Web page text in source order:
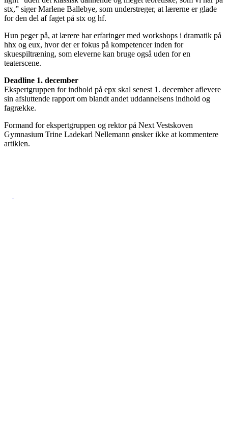
stx,” siger Marlene Ballebye, som understreger, at lærerne er glade
for den del af faget på stx og hf.
Hun peger på, at lærere har erfaringer med workshops i dramatik på
hhx og eux, hvor der er fokus på kompetencer inden for
skuespiltræning, som eleverne kan bruge også uden for en
teaterscene.
Deadline 1. december
Ekspertgruppen for indhold på epx skal senest 1. december aflevere
sin afsluttende rapport om blandt andet uddannelsens indhold og
fagrække.
Formand for ekspertgruppen og rektor på Next Vestskoven
Gymnasium Trine Ladekarl Nellemann ønsker ikke at kommentere
artiklen.